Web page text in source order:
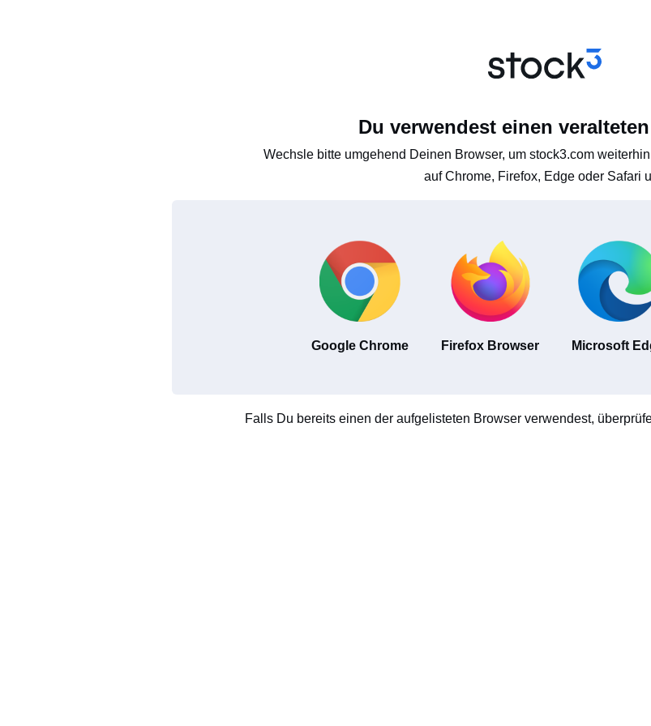
Du verwendest einen
Wechsle bitte umgehend Deinen Browser, um stock3.com
auf Chrome, Firefox, Edge oder Safari
Google Chrome Firefox Browser Microsoft
Falls Du bereits einen der aufgelisteten Browser verwendest,